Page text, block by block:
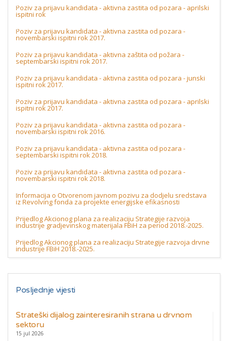
Poziv za prijavu kandidata - aktivna zastita od pozara - aprilski
ispitni rok
Poziv za prijavu kandidata - aktivna zastita od pozara -
novembarski ispitni rok 2017.
Poziv za prijavu kandidata - aktivna zaštita od požara -
septembarski ispitni rok 2017.
Poziv za prijavu kandidata - aktivna zastita od pozara - junski
ispitni rok 2017.
Poziv za prijavu kandidata - aktivna zastita od pozara - aprilski
ispitni rok 2017.
Poziv za prijavu kandidata - aktivna zastita od pozara -
novembarski ispitni rok 2016.
Poziv za prijavu kandidata - aktivna zastita od pozara -
septembarski ispitni rok 2018.
Poziv za prijavu kandidata - aktivna zastita od pozara -
novembarski ispitni rok 2018.
Informacija o Otvorenom javnom pozivu za dodjelu sredstava
iz Revolving fonda za projekte energijske efikasnosti
Prijedlog Akcionog plana za realizaciju Strategije razvoja
industrije gradjevinskog materijala FBiH za period 2018.-2025.
Prijedlog Akcionog plana za realizaciju Strategije razvoja drvne
industrije FBiH 2018.-2025.
Posljednje vijesti
Strateški dijalog zainteresiranih strana u drvnom
sektoru
15 jul 2026